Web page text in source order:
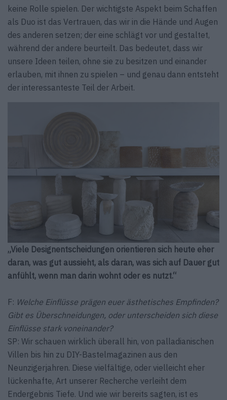
keine Rolle spielen. Der wichtigste Aspekt beim Schaffen
als Duo ist das Vertrauen, das wir in die Hände und Augen
des anderen setzen; der eine schlägt vor und gestaltet,
während der andere beurteilt. Das bedeutet, dass wir
unsere Ideen teilen, ohne sie zu besitzen und einander
erlauben, mit ihnen zu spielen – und genau dann entsteht
der interessanteste Teil der Arbeit.
„Viele Designentscheidungen orientieren sich heute eher
daran, was gut aussieht, als daran, was sich auf Dauer gut
anfühlt, wenn man darin wohnt oder es nutzt.“
F: Welche Einflüsse prägen euer ästhetisches Empfinden?
Gibt es Überschneidungen, oder unterscheiden sich diese
Einflüsse stark voneinander?
SP: Wir schauen wirklich überall hin, von palladianischen
Villen bis hin zu DIY-Bastelmagazinen aus den
Neunzigerjahren. Diese vielfältige, oder vielleicht eher
lückenhafte, Art unserer Recherche verleiht dem
Endergebnis Tiefe. Und wie wir bereits sagten, ist es